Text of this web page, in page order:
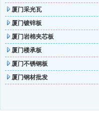
厦门采光瓦
厦门镀锌板
厦门岩棉夹芯板
厦门楼承板
厦门不锈钢板
厦门钢材批发